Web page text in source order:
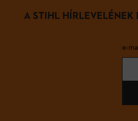
A STIHL
e-